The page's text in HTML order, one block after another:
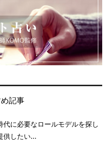
記事
代に必要なロールモデルを探し
供したい...